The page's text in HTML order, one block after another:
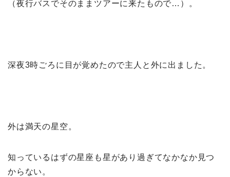
（夜行バスでそのままツアーに来たもので…）。
深夜3時ごろに目が覚めたので主人と外に出ました。
外は満天の星空。
知っているはずの星座も星があり過ぎてなかなか見つ
からない。